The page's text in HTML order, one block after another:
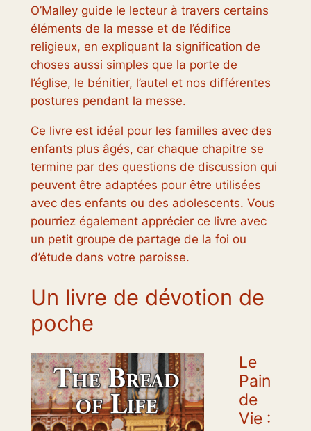
O’Malley guide le lecteur à travers certains
éléments de la messe et de l’édifice
religieux, en expliquant la signification de
choses aussi simples que la porte de
l’église, le bénitier, l’autel et nos différentes
postures pendant la messe.
Ce livre est idéal pour les familles avec des
enfants plus âgés, car chaque chapitre se
termine par des questions de discussion qui
peuvent être adaptées pour être utilisées
avec des enfants ou des adolescents. Vous
pourriez également apprécier ce livre avec
un petit groupe de partage de la foi ou
d’étude dans votre paroisse.
Un livre de dévotion de
poche
Le
Pain
de
Vie :